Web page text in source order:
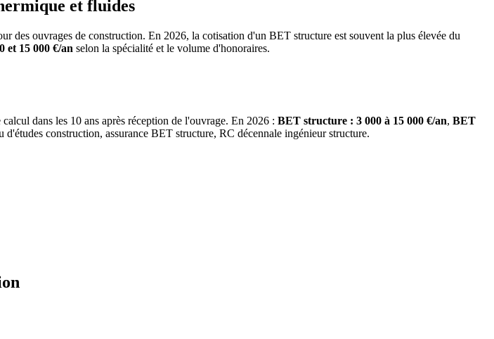
et fluides
des ouvrages de construction. En 2026, la cotisation d'un BET structure est souvent la plus élevée du
et 15 000 €/an selon la spécialité et le volume d'honoraires.
dans les 10 ans après réception de l'ouvrage. En 2026 : BET structure : 3 000 à 15 000 €/an, BET
d'études construction, assurance BET structure, RC décennale ingénieur structure.